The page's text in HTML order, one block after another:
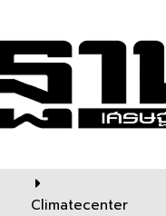
Climatecenter